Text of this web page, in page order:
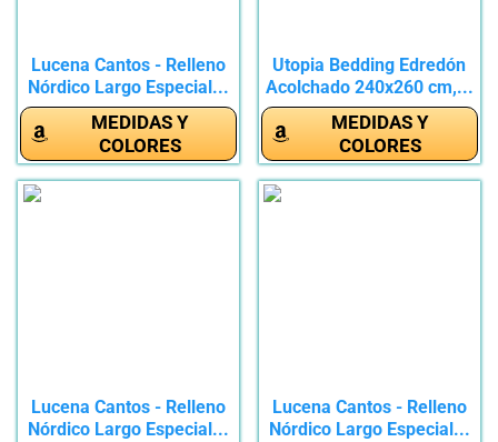
Lucena Cantos - Relleno
Nórdico Largo Especial...
MEDIDAS Y
COLORES
Utopia Bedding Edredón
Acolchado 240x260 cm,...
MEDIDAS Y
COLORES
Lucena Cantos - Relleno
Nórdico Largo Especial...
Lucena Cantos - Relleno
Nórdico Largo Especial...